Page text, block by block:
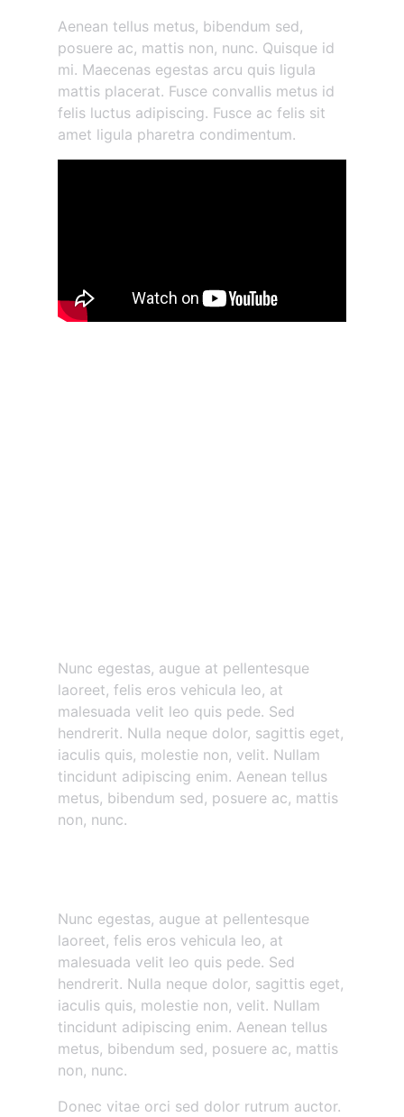
Aenean tellus metus, bibendum sed,
posuere ac, mattis non, nunc. Quisque id
mi. Maecenas egestas arcu quis ligula
mattis placerat. Fusce convallis metus id
felis luctus adipiscing. Fusce ac felis sit
amet ligula pharetra condimentum.
Nunc egestas, augue at pellentesque
laoreet, felis eros vehicula leo, at
malesuada velit leo quis pede. Sed
hendrerit. Nulla neque dolor, sagittis eget,
iaculis quis, molestie non, velit. Nullam
tincidunt adipiscing enim. Aenean tellus
metus, bibendum sed, posuere ac, mattis
non, nunc.
Nunc egestas, augue at pellentesque
laoreet, felis eros vehicula leo, at
malesuada velit leo quis pede. Sed
hendrerit. Nulla neque dolor, sagittis eget,
iaculis quis, molestie non, velit. Nullam
tincidunt adipiscing enim. Aenean tellus
metus, bibendum sed, posuere ac, mattis
non, nunc.
Donec vitae orci sed dolor rutrum auctor.